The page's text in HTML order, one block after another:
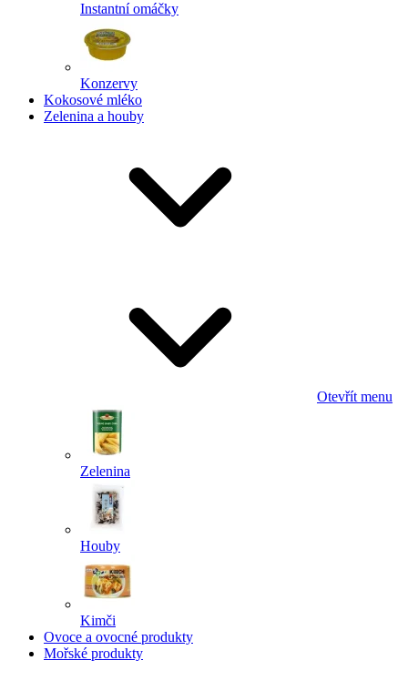
Instantní omáčky
Konzervy
Kokosové mléko
Zelenina a houby
Otevřít menu
Zelenina
Houby
Kimči
Ovoce a ovocné produkty
Mořské produkty